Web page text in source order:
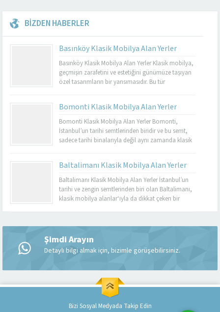
BİZDEN HABERLER
Basınköy Klasik Mobilya Alan Yerler
Basınköy Klasik Mobilya Alan Yerler Klasik mobilya,
geçmişin zarafetini ve estetiğini günümüze taşıyan
özel tasarımların bir yansımasıdır. Bu tür
mobilya alan yerler, bu tür özel parçaları
değerlendirmek isteyenler için mükemmel bir
seçenektir. Eğer siz de eski mobilyalarınızı satmayı...
Bomonti Klasik Mobilya Alan Yerler
Bomonti Klasik Mobilya Alan Yerler Bomonti,
İstanbul’un tarihi semtlerinden biridir ve bu semt,
sadece tarihi binalarıyla değil aynı zamanda klasik
bir semt olup, bu semtte klasik mobilyaları sevenler
için birçok seçenek sunmaktadır. Bomonti klasik
mobilya...
Baltalimanı Klasik Mobilya Alan Yerler
Baltalimanı Klasik Mobilya Alan Yerler İstanbul’un
tarihi ve zengin semtlerinden biri olan Baltalimanı,
klasik mobilya alanlar‘ıyla da dikkat çeken bir
mobilya ürünlerini bulabileceğiniz birçok
mağazaya ev sahipliği yapmaktadır. Bu makalede,
Baltalimanı klasik mobilya alan yerler hakkında...
Şimdi Arayın
Detaylı bilgi almak için, bizimle görüşebilirsiniz.
Bizi Sosyal Medyada Takip Edin
Cevap Yaz